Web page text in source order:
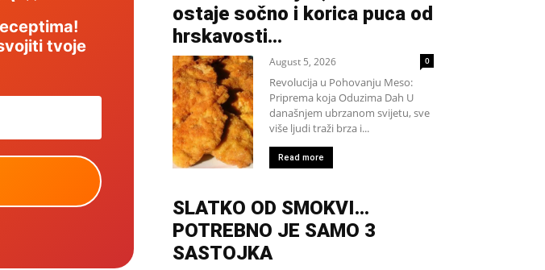
tvoje
ostaje sočno i korica puca od
hrskavosti…
August 5, 2026 0
Revolucija u Pohovanju Meso:
Priprema koja Oduzima Dah U
današnjem ubrzanom svijetu, sve
više ljudi traži brza i...
Read more
SLATKO OD SMOKVI…
POTREBNO JE SAMO 3
SASTOJKA